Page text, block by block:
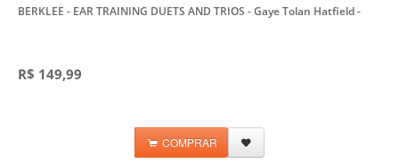
BERKLEE - EAR TRAINING DUETS AND TRIOS - Gaye Tolan Hatfield-
R$ 149,99
COMPRAR